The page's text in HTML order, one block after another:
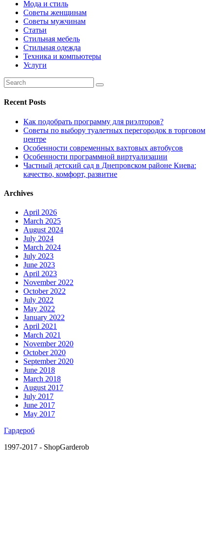
Мода и стиль
Советы женщинам
Советы мужчинам
Статьи
Стильная мебель
Стильная одежда
Техника и компьютеры
Услуги
Recent Posts
Как подобрать программу для риэлторов?
Советы по выбору туалетных перегородок в торговом
центре
Особенности современных вахтовых автобусов
Особенности программной виртуализации
Частный детский сад в Днепровском районе Киева:
качество, комфорт, развитие
Archives
April 2026
March 2025
August 2024
July 2024
March 2024
July 2023
June 2023
April 2023
November 2022
October 2022
July 2022
May 2022
January 2022
April 2021
March 2021
November 2020
October 2020
September 2020
June 2018
March 2018
August 2017
July 2017
June 2017
May 2017
Гардероб
1997-2017 - ShopGarderob